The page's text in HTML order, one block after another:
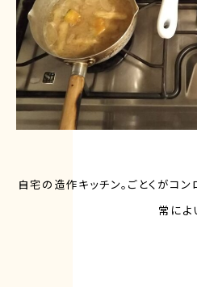
自宅の造作キッチン。ごとくがコ
常によ